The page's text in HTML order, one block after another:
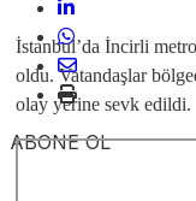
ABONE OL
İstanbul’da İncirli
oldu. Vatandaşlar
olay yerine sevk edildi.